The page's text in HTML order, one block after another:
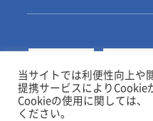
当サイトでは利便性向上や
提携サービスによりCookie
Cookieの使用に関しては、
ください。